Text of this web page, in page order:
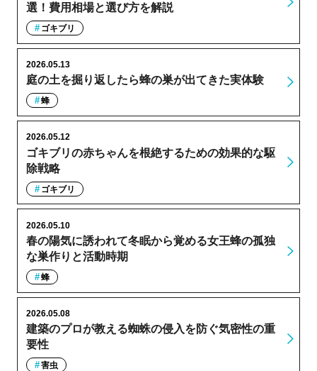
選！費用相場と選び方を解説
ゴキブリ
庭の土を掘り返したら蜂の巣が出てきた実体験
2026.05.13
蜂
ゴキブリの赤ちゃんを根絶するための効果的な駆
除戦略
2026.05.12
ゴキブリ
春の陽気に誘われて冬眠から覚める女王蜂の孤独
な巣作りと活動時期
2026.05.10
蜂
建築のプロが教える蜘蛛の侵入を防ぐ気密性の重
要性
2026.05.08
害虫